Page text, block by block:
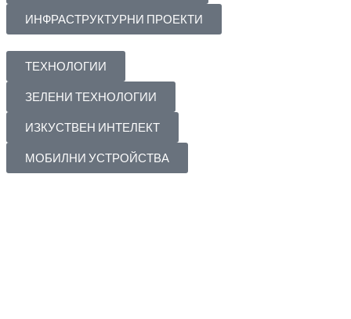
ИНФРАСТРУКТУРНИ ПРОЕКТИ
ТЕХНОЛОГИИ
ЗЕЛЕНИ ТЕХНОЛОГИИ
ИЗКУСТВЕН ИНТЕЛЕКТ
МОБИЛНИ УСТРОЙСТВА